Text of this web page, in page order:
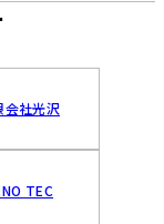
会社光沢
TEC